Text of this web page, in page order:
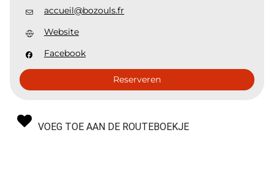
accueil@bozouls.fr
Website
Facebook
Reserveren
VOEG TOE AAN DE ROUTEBOEKJE